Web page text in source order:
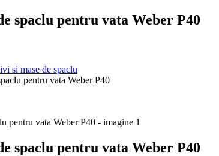
spaclu pentru vata Weber P40
si mase de spaclu
pentru vata Weber P40
spaclu pentru vata Weber P40